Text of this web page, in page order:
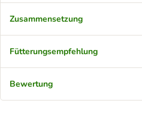
Zusammensetzung
Fütterungsempfehlung
Bewertung